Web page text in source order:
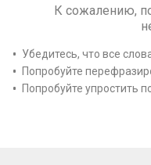
К сожалению,
Убедитесь, что все
Попробуйте
Попробуйте упростить